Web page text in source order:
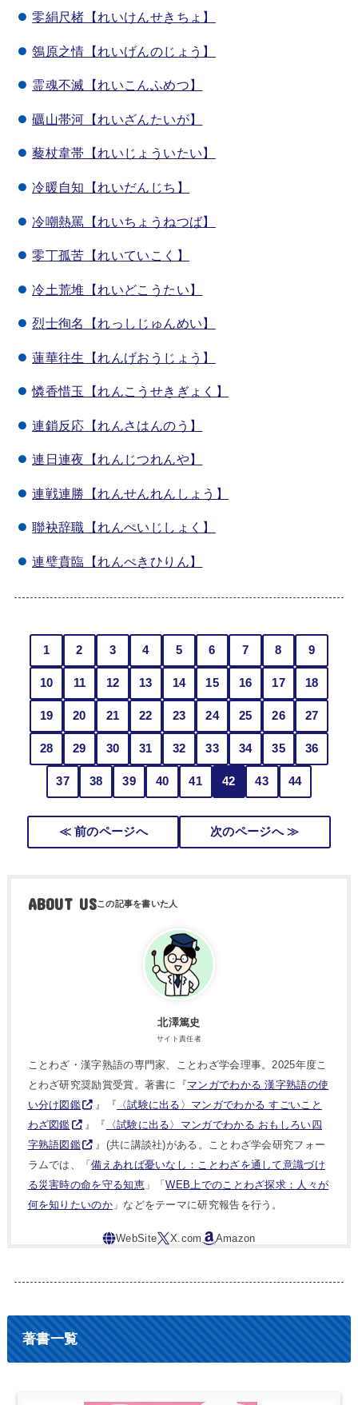
零絹尺楮【れいけんせきちょ】
鴒原之情【れいげんのじょう】
霊魂不滅【れいこんふめつ】
礪山帯河【れいざんたいが】
藜杖韋帯【れいじょういたい】
冷暖自知【れいだんじち】
冷嘲熱罵【れいちょうねつば】
零丁孤苦【れいていこく】
冷土荒堆【れいどこうたい】
烈士徇名【れっしじゅんめい】
蓮華往生【れんげおうじょう】
憐香惜玉【れんこうせきぎょく】
連鎖反応【れんさはんのう】
連日連夜【れんじつれんや】
連戦連勝【れんせんれんしょう】
聯袂辞職【れんぺいじしょく】
連璧賁臨【れんぺきひりん】
1 2 3 4 5 6 7 8 9
10 11 12 13 14 15 16 17 18
19 20 21 22 23 24 25 26 27
28 29 30 31 32 33 34 35 36
37 38 39 40 41 42 43 44
≪ 前のページへ 次のページへ ≫
ABOUT US
北澤篤史
サイト責任者
ことわざ・漢字熟語の専門家、ことわざ学会理事。2025年度こ
とわざ研究奨励賞受賞。著書に『マンガでわかる 漢字熟語の使
い分け図鑑
』『 〈試験に出る〉マンガでわかる すごいこと
わざ図鑑
』『
〈試験に出る〉マンガでわかる おもしろい四
字熟語図鑑
』(共に講談社)がある。ことわざ学会研究フォー
ラムでは、「備えあれば憂いなし：ことわざを通して意識づけ
る災害時の命を守る知恵」「WEB上でのことわざ探求：人々が
何を知りたいのか」などをテーマに研究報告を行う。
著書一覧